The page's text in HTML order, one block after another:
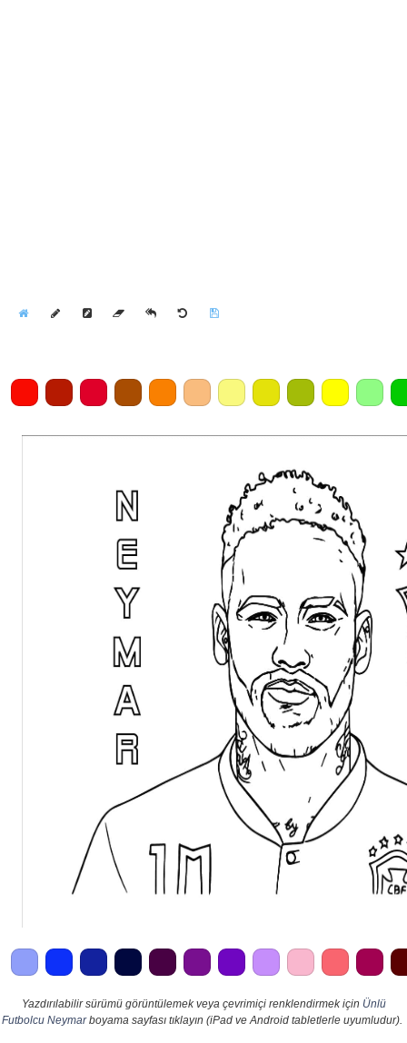
Yazdırılabilir sürümü görüntülemek veya çevrimiçi renklendirmek için Ünlü
Futbolcu Neymarboyama sayfası tıklayın (iPad ve Android tabletlerle uyumludur).